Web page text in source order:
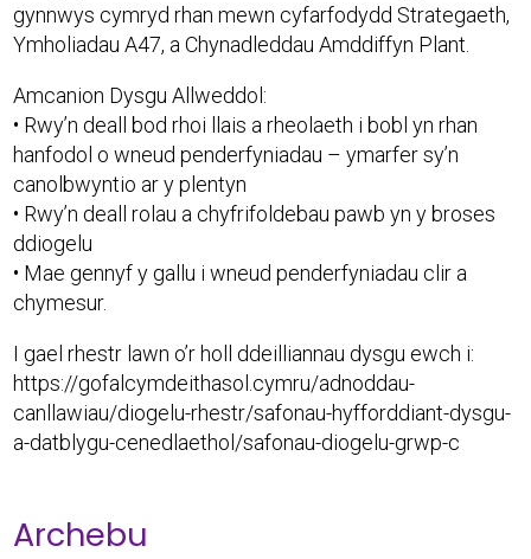
gynnwys cymryd rhan mewn cyfarfodydd Strategaeth,
Ymholiadau A47, a Chynadleddau Amddiffyn Plant.
Amcanion Dysgu Allweddol:
• Rwy’n deall bod rhoi llais a rheolaeth i bobl yn rhan
hanfodol o wneud penderfyniadau – ymarfer sy’n
canolbwyntio ar y plentyn
• Rwy’n deall rolau a chyfrifoldebau pawb yn y broses
ddiogelu
• Mae gennyf y gallu i wneud penderfyniadau clir a
chymesur.
I gael rhestr lawn o’r holl ddeilliannau dysgu ewch i:
https://gofalcymdeithasol.cymru/adnoddau-
canllawiau/diogelu-rhestr/safonau-hyfforddiant-dysgu-
a-datblygu-cenedlaethol/safonau-diogelu-grwp-c
Archebu